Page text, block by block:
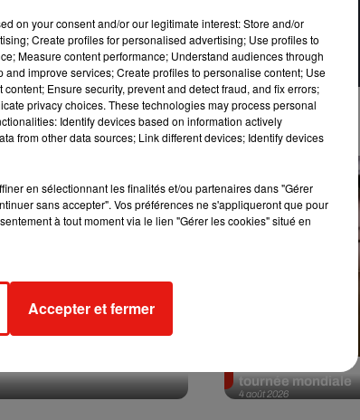
l'élément
4 août 2026
Ariana Grande
tournée mondiale
on your consent and/or our legitimate interest: Store and/or
Create profiles for personalised advertising; Use profiles to
Measure content performance; Understand audiences through
improve services; Create profiles to personalise content; Use
Ensure security, prevent and detect fraud, and fix errors;
privacy choices. These technologies may process personal
Identify devices based on information actively
from other data sources; Link different devices; Identify devices
en sélectionnant les finalités et/ou partenaires dans "Gérer
sans accepter". Vos préférences ne s'appliqueront que pour
à tout moment via le lien "Gérer les cookies" situé en
Accepter et fermer